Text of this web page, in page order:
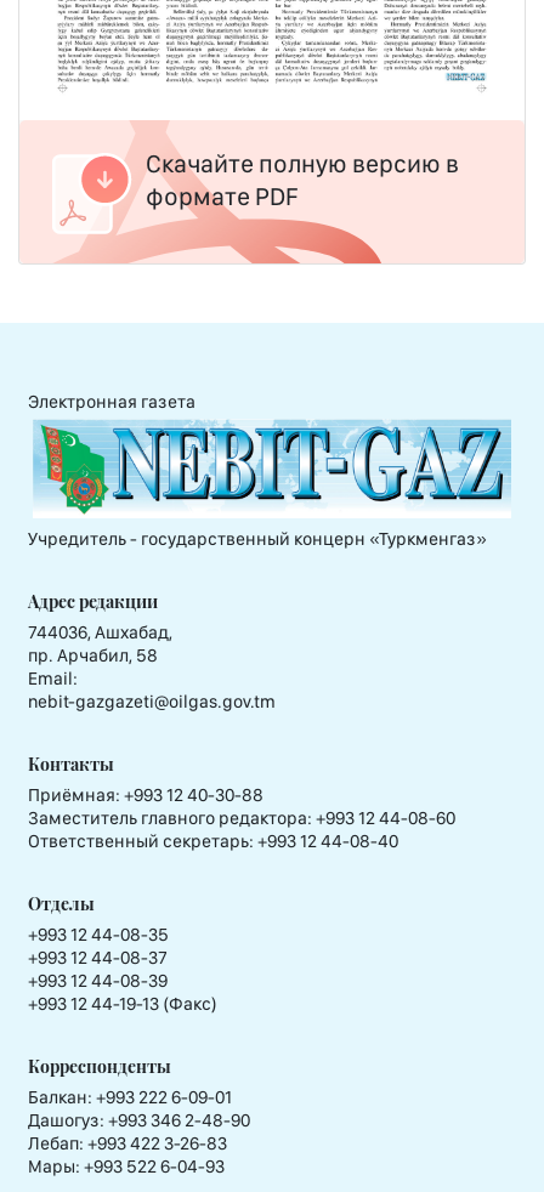
Скачайте полную версию в
формате PDF
Электронная газета
Учредитель - государственный концерн «Туркменгаз»
Адрес редакции
744036, Ашхабад,
пр. Арчабил, 58
Email:
nebit-gazgazeti@oilgas.gov.tm
Контакты
Приёмная: +993 12 40-30-88
Заместитель главного редактора: +993 12 44-08-60
Ответственный секретарь: +993 12 44-08-40
Отделы
+993 12 44-08-35
+993 12 44-08-37
+993 12 44-08-39
+993 12 44-19-13 (Факс)
Корреспонденты
Балкан: +993 222 6-09-01
Дашогуз: +993 346 2-48-90
Лебап: +993 422 3-26-83
Мары: +993 522 6-04-93